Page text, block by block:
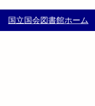
国立国会図書館ホーム